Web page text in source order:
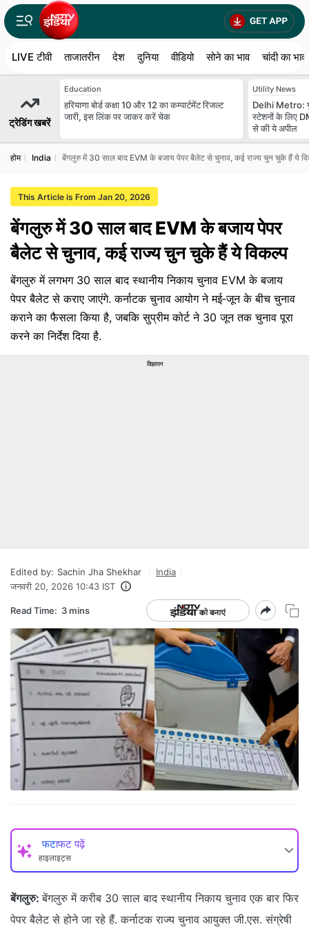
LIVE टीवी ताजातरीन देश दुनिया वीडियो सोने का भाव चांदी का भाव
ट्रेडिंग खबरें
Education
हरियाणा बोर्ड कक्षा 10 और 12 का कम्पार्टमेंट रिजल्ट
जारी, इस लिंक पर जाकर करें चेक
Utility News
Delhi Metro:
स्‍टेशनों के लिए
से की ये अपील
होम India बेंगलुरु में 30 साल बाद EVM के बजाय पेपर बैलेट से चुनाव, कई राज्य चुन चुके हैं ये
This Article is From Jan 20, 2026
बेंगलुरु में 30 साल बाद EVM के बजाय पेपर
बैलेट से चुनाव, कई राज्य चुन चुके हैं ये विकल्प
बेंगलुरु में लगभग 30 साल बाद स्थानीय निकाय चुनाव EVM के बजाय
पेपर बैलेट से कराए जाएंगे. कर्नाटक चुनाव आयोग ने मई‑जून के बीच चुनाव
कराने का फैसला किया है, जबकि सुप्रीम कोर्ट ने 30 जून तक चुनाव पूरा
करने का निर्देश दिया है.
विज्ञापन
Edited by: Sachin Jha Shekhar
India
जनवरी 20, 2026 10:43 IST
Read Time: 3 mins
फटाफट पढ़ें
हाइलाइट्स
बेंगलुरु: बेंगलुरु में करीब 30 साल बाद स्थानीय निकाय चुनाव एक बार फिर
पेपर बैलेट से होने जा रहे हैं. कर्नाटक राज्य चुनाव आयुक्त जी.एस. संग्रेषी